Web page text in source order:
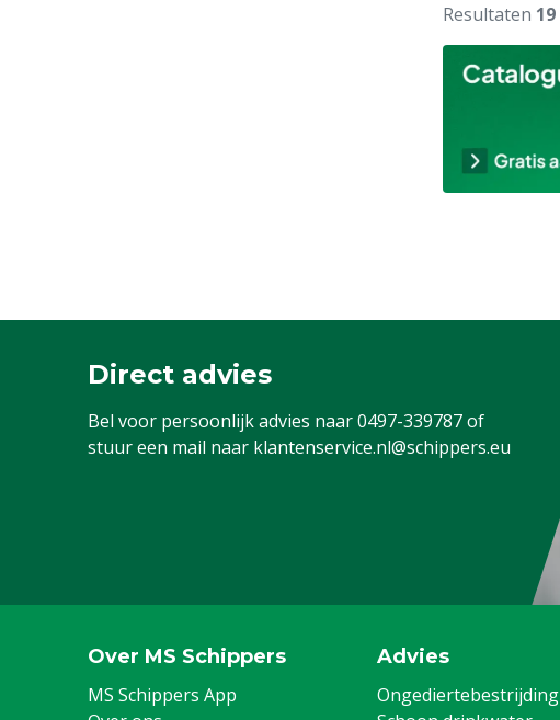
Resultaten 19
Direct advies
Bel voor persoonlijk advies naar0497-339787of
stuur een mail naar klantenservice.nl@schippers.eu
Over MS Schippers
MS Schippers App
Advies
Ongediertebestrijding